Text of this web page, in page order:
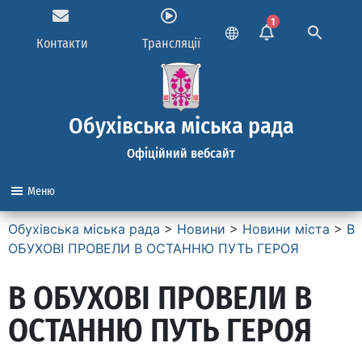
Контакти Трансляції
1
Обухівська міська рада
Офіційний вебсайт
Меню
Обухівська міська рада > Новини > Новини міста > В
ОБУХОВІ ПРОВЕЛИ В ОСТАННЮ ПУТЬ ГЕРОЯ
В ОБУХОВІ ПРОВЕЛИ В
ОСТАННЮ ПУТЬ ГЕРОЯ